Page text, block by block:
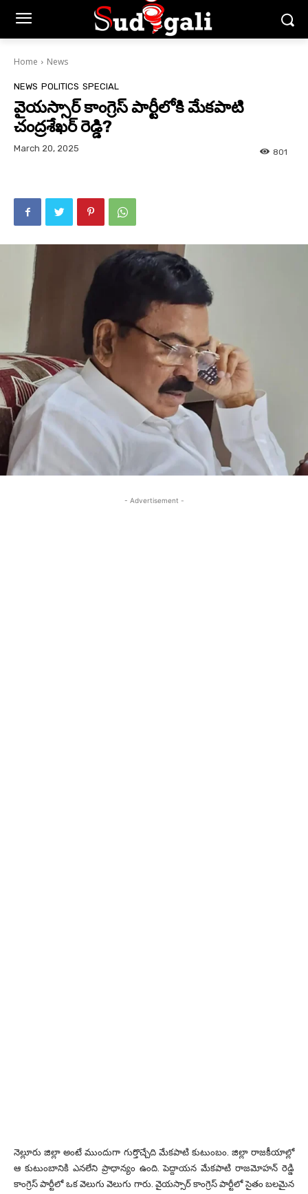
Home News
NEWS POLITICS SPECIAL
వైయస్సార్ కాంగ్రెస్ పార్టీలోకి మేకపాటి
చంద్రశేఖర్ రెడ్డి?
March 20, 2025 801
- Advertisement -
నెల్లూరు జిల్లా అంటే ముందుగా గుర్తొచ్చేది మేకపాటి కుటుంబం. జిల్లా రాజకీయాల్లో
ఆ కుటుంబానికి ఎనలేని ప్రాధాన్యం ఉంది. పెద్దాయన మేకపాటి రాజమోహన్ రెడ్డి
కాంగ్రెస్ పార్టీలో ఒక వెలుగు వెలుగు గారు. వైయస్సార్ కాంగ్రెస్ పార్టీలో సైతం బలమైన